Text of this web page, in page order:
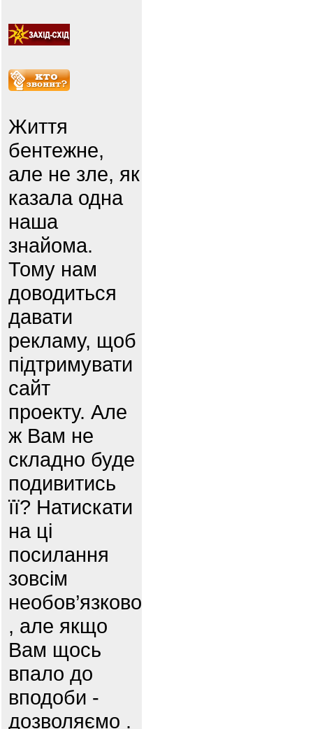
Життя
бентежне,
але не зле, як
казала одна
наша
знайома.
Тому нам
доводиться
давати
рекламу, щоб
підтримувати
сайт
проекту. Але
ж Вам не
складно буде
подивитись
її? Натискати
на ці
посилання
зовсім
необов’язково
, але якщо
Вам щось
впало до
вподоби -
дозволяємо .